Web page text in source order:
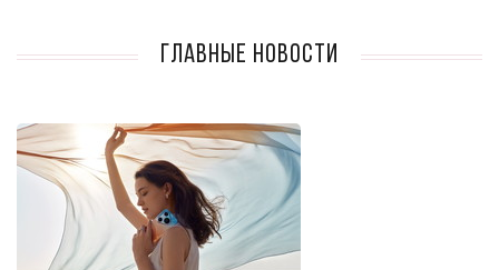
Главные новости